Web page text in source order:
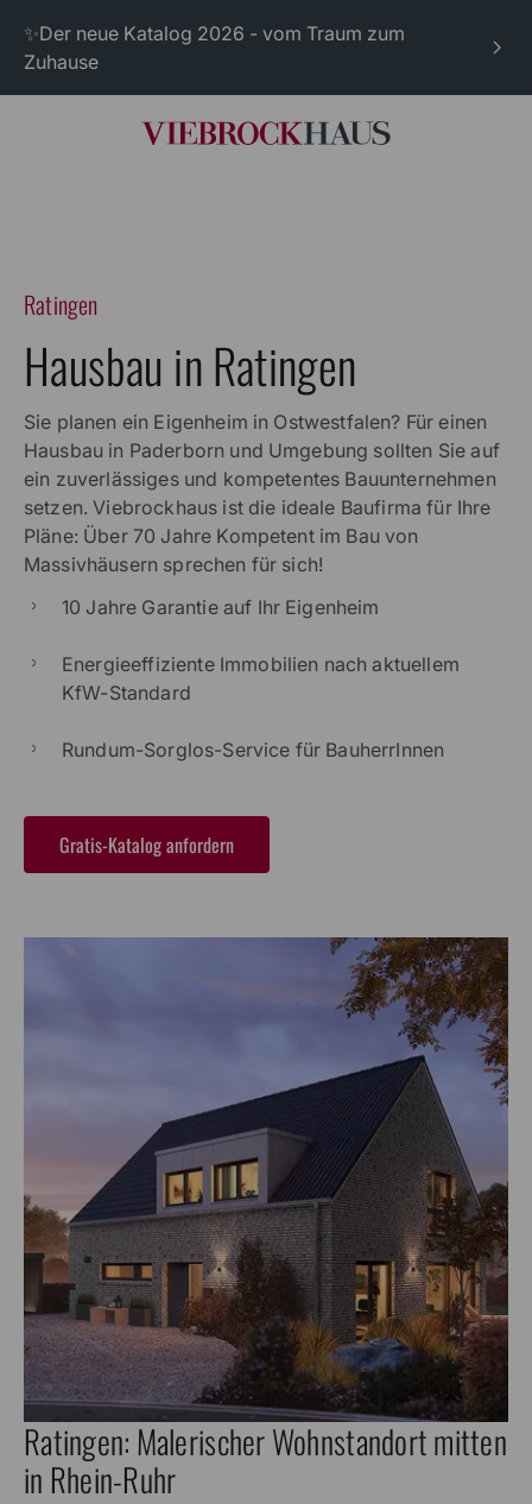
✨Der neue Katalog 2026 - vom Traum zum
Zuhause
Ratingen
Hausbau in Ratingen
Sie planen ein Eigenheim in Ostwestfalen? Für einen
Hausbau in Paderborn und Umgebung sollten Sie auf
ein zuverlässiges und kompetentes Bauunternehmen
setzen. Viebrockhaus ist die ideale Baufirma für Ihre
Pläne: Über 70 Jahre Kompetent im Bau von
Massivhäusern sprechen für sich!
10 Jahre Garantie auf Ihr Eigenheim
Energieeffiziente Immobilien nach aktuellem
KfW-Standard
Rundum-Sorglos-Service für BauherrInnen
Gratis-Katalog anfordern
Ratingen: Malerischer Wohnstandort mitten
in Rhein-Ruhr